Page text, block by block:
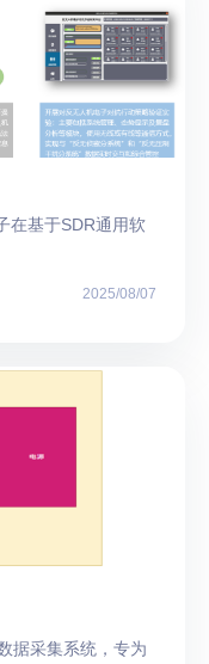
在基于SDR通用软
2025/08/07
据采集系统，专为